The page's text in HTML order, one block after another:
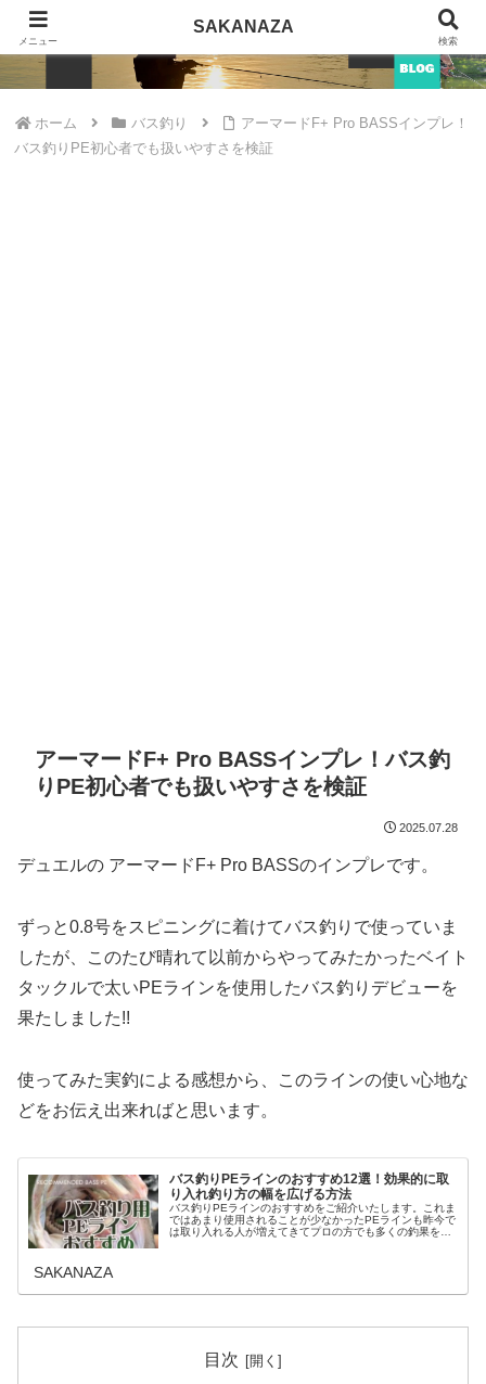
SAKANAZA
ホーム バス釣り
アーマードF+ Pro BASSインプレ！
バス釣りPE初心者でも扱いやすさを検証
アーマードF+ Pro BASSインプレ！バス釣
りPE初心者でも扱いやすさを検証
2025.07.28
デュエルの アーマードF+ Pro BASSのインプレです。
ずっと0.8号をスピニングに着けてバス釣りで使っていま
したが、このたび晴れて以前からやってみたかったベイト
タックルで太いPEラインを使用したバス釣りデビューを
果たしました!!
使ってみた実釣による感想から、このラインの使い心地な
どをお伝え出来ればと思います。
バス釣りPEラインのおすすめ12選！効果的に取
り入れ釣り方の幅を広げる方法
バス釣りPEラインのおすすめをご紹介いたします。これま
ではあまり使用されることが少なかったPEラインも昨今で
は取り入れる人が増えてきてプロの方でも多くの釣果をそ
SAKANAZA
目次
メニュー
SAKANAZA
検索